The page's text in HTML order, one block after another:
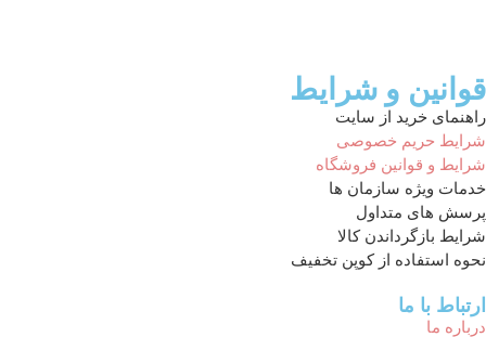
قوانین و شرایط
راهنمای خرید از سایت
شرایط حریم خصوصی
شرایط و قوانین فروشگاه
خدمات ویژه سازمان ها
پرسش های متداول
شرایط بازگرداندن کالا
نحوه استفاده از کوپن تخفیف
ارتباط با ما
درباره ما